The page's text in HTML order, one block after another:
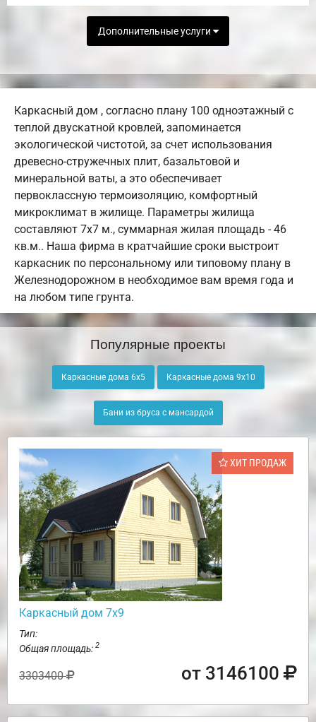
Дополнительные услуги
Каркасный дом , согласно плану 100 одноэтажный с
теплой двускатной кровлей, запоминается
экологической чистотой, за счет использования
древесно-стружечных плит, базальтовой и
минеральной ваты, а это обеспечивает
первоклассную термоизоляцию, комфортный
микроклимат в жилище. Параметры жилища
составляют 7х7 м., суммарная жилая площадь - 46
кв.м.. Наша фирма в кратчайшие сроки выстроит
каркасник по персональному или типовому плану в
Железнодорожном в необходимое вам время года и
на любом типе грунта.
Популярные проекты
Каркасные дома 6х5 Каркасные дома 9х10
Бани из бруса с мансардой
ХИТ ПРОДАЖ
Каркасный дом 7х9
Тип:
Общая площадь: 2
3303400 от 3146100